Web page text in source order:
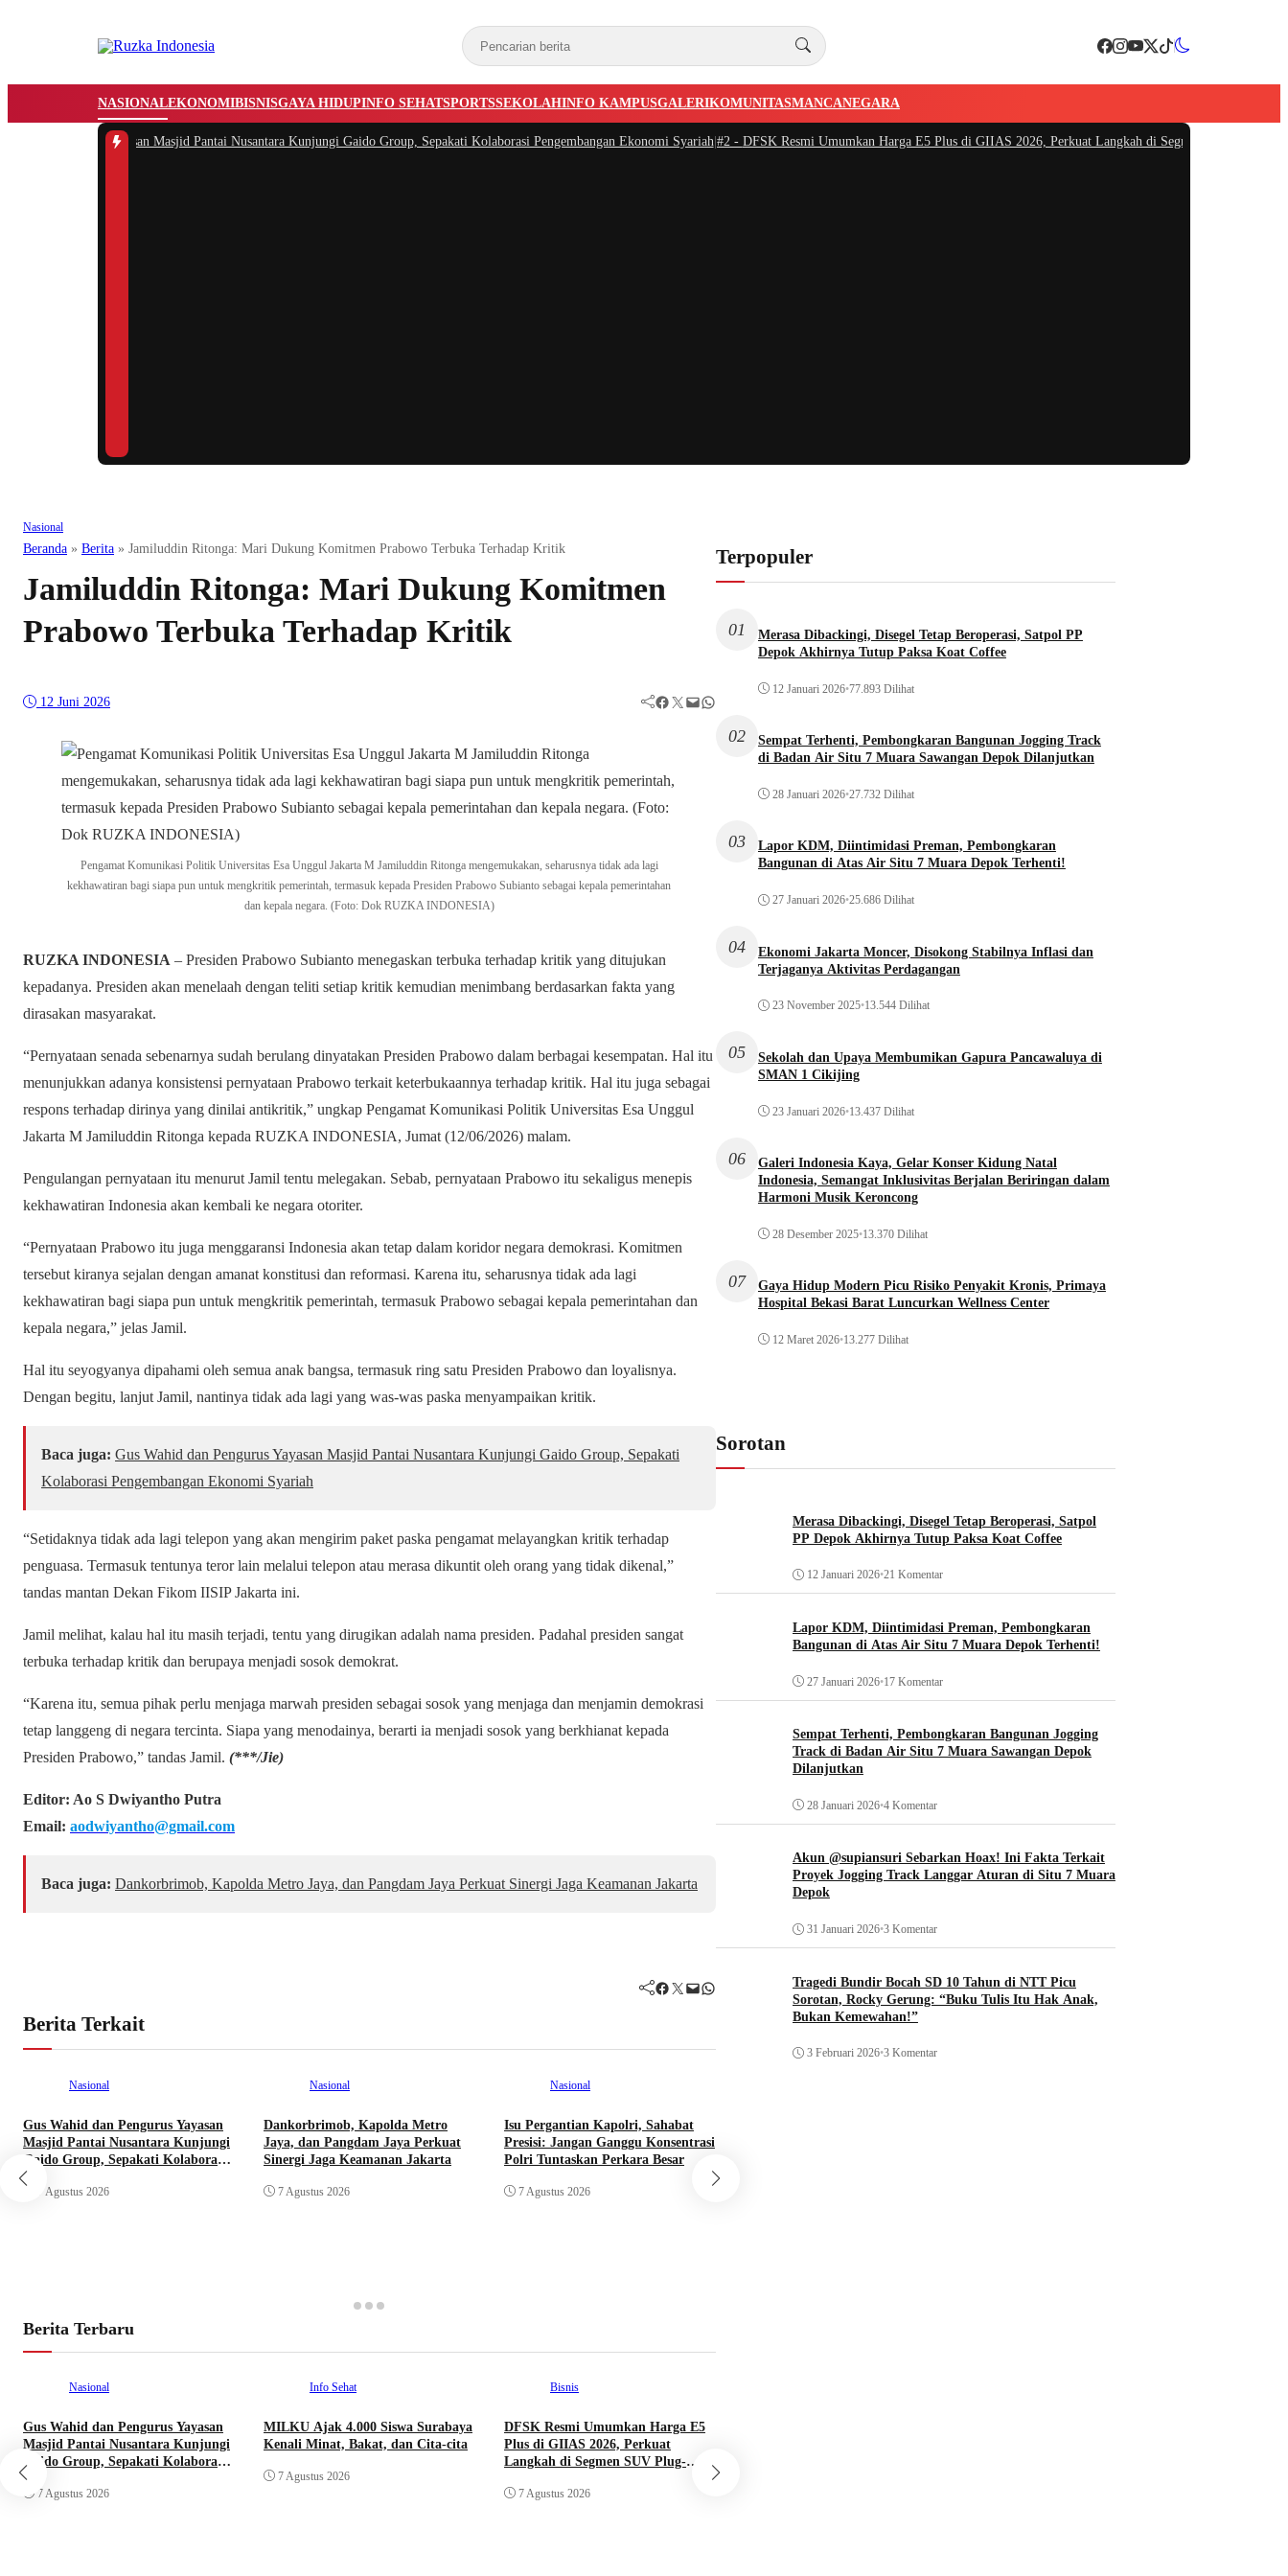
NASIONALEKONOMIBISNISGAYA HIDUPINFO SEHATSPORTSSEKOLAHINFO KAMPUSGALERIKOMUNITASMANCANEGARA
dan Pengurus Yayasan Masjid Pantai Nusantara Kunjungi Gaido Group, Sepakati Kolaborasi Pengembangan Ekonomi Syariah|#2 -DFSK Resmi Umumkan Harga E5 Plus di GIIAS 2026, Perkuat Langkah di Segmen SUV Plug-
Nasional
Beranda » Berita » Jamiluddin Ritonga: Mari Dukung Komitmen Prabowo Terbuka Terhadap Kritik
Jamiluddin Ritonga: Mari Dukung Komitmen
Prabowo Terbuka Terhadap Kritik
12 Juni 2026 Facebook Twitter Mail WhatsApp
Pengamat Komunikasi Politik Universitas Esa Unggul Jakarta M Jamiluddin Ritonga mengemukakan, seharusnya tidak ada lagi
kekhawatiran bagi siapa pun untuk mengkritik pemerintah, termasuk kepada Presiden Prabowo Subianto sebagai kepala pemerintahan
dan kepala negara. (Foto: Dok RUZKA INDONESIA)
RUZKA INDONESIA – Presiden Prabowo Subianto menegaskan terbuka terhadap kritik yang ditujukan
kepadanya. Presiden akan menelaah dengan teliti setiap kritik kemudian menimbang berdasarkan fakta yang
dirasakan masyarakat.
“Pernyataan senada sebenarnya sudah berulang dinyatakan Presiden Prabowo dalam berbagai kesempatan. Hal itu
menunjukkan adanya konsistensi pernyataan Prabowo terkait keterbukaannya terhadap kritik. Hal itu juga sebagai
respons terhadap dirinya yang dinilai antikritik,” ungkap Pengamat Komunikasi Politik Universitas Esa Unggul
Jakarta M Jamiluddin Ritonga kepada RUZKA INDONESIA, Jumat (12/06/2026) malam.
Pengulangan pernyataan itu menurut Jamil tentu melegakan. Sebab, pernyataan Prabowo itu sekaligus menepis
kekhawatiran Indonesia akan kembali ke negara otoriter.
“Pernyataan Prabowo itu juga menggaransi Indonesia akan tetap dalam koridor negara demokrasi. Komitmen
tersebut kiranya sejalan dengan amanat konstitusi dan reformasi. Karena itu, seharusnya tidak ada lagi
kekhawatiran bagi siapa pun untuk mengkritik pemerintah, termasuk Prabowo sebagai kepala pemerintahan dan
kepala negara,” jelas Jamil.
Hal itu seyogyanya dipahami oleh semua anak bangsa, termasuk ring satu Presiden Prabowo dan loyalisnya.
Dengan begitu, lanjut Jamil, nantinya tidak ada lagi yang was-was paska menyampaikan kritik.
Baca juga: Gus Wahid dan Pengurus Yayasan Masjid Pantai Nusantara Kunjungi Gaido Group, Sepakati
Kolaborasi Pengembangan Ekonomi Syariah
“Setidaknya tidak ada lagi telepon yang akan mengirim paket paska pengamat melayangkan kritik terhadap
penguasa. Termasuk tentunya teror lain melalui telepon atau merasa dikuntit oleh orang yang tidak dikenal,”
tandas mantan Dekan Fikom IISIP Jakarta ini.
Jamil melihat, kalau hal itu masih terjadi, tentu yang dirugikan adalah nama presiden. Padahal presiden sangat
terbuka terhadap kritik dan berupaya menjadi sosok demokrat.
“Karena itu, semua pihak perlu menjaga marwah presiden sebagai sosok yang menjaga dan menjamin demokrasi
tetap langgeng di negara tercinta. Siapa yang menodainya, berarti ia menjadi sosok yang berkhianat kepada
Presiden Prabowo,” tandas Jamil. (***/Jie)
Editor: Ao S Dwiyantho Putra
Email: aodwiyantho@gmail.com
Baca juga: Dankorbrimob, Kapolda Metro Jaya, dan Pangdam Jaya Perkuat Sinergi Jaga Keamanan Jakarta
Facebook Twitter Mail WhatsApp
Berita Terkait
Nasional
Gus Wahid dan Pengurus Yayasan
Masjid Pantai Nusantara Kunjungi
Gaido Group, Sepakati Kolaborasi
Pengembangan Ekonomi Syariah
7 Agustus 2026
Nasional
Dankorbrimob, Kapolda Metro
Jaya, dan Pangdam Jaya Perkuat
Sinergi Jaga Keamanan Jakarta
7 Agustus 2026
Nasional
Isu Pergantian Kapolri, Sahabat
Presisi: Jangan Ganggu Konsentrasi
Polri Tuntaskan Perkara Besar
7 Agustus 2026
Berita Terbaru
Nasional
Gus Wahid dan Pengurus Yayasan
Masjid Pantai Nusantara Kunjungi
Gaido Group, Sepakati Kolaborasi
Pengembangan Ekonomi Syariah
7 Agustus 2026
Info Sehat
MILKU Ajak 4.000 Siswa Surabaya
Kenali Minat, Bakat, dan Cita-cita
7 Agustus 2026
Bisnis
DFSK Resmi Umumkan Harga E5
Plus di GIIAS 2026, Perkuat
Langkah di Segmen SUV Plug-
7 Agustus 2026
Terpopuler
01
Merasa Dibackingi, Disegel Tetap Beroperasi, Satpol PP
Depok Akhirnya Tutup Paksa Koat Coffee
12 Januari 2026•77.893 Dilihat
02
Sempat Terhenti, Pembongkaran Bangunan Jogging Track
di Badan Air Situ 7 Muara Sawangan Depok Dilanjutkan
28 Januari 2026•27.732 Dilihat
03
Lapor KDM, Diintimidasi Preman, Pembongkaran
Bangunan di Atas Air Situ 7 Muara Depok Terhenti!
27 Januari 2026•25.686 Dilihat
04
Ekonomi Jakarta Moncer, Disokong Stabilnya Inflasi dan
Terjaganya Aktivitas Perdagangan
23 November 2025•13.544 Dilihat
05
Sekolah dan Upaya Membumikan Gapura Pancawaluya di
SMAN 1 Cikijing
23 Januari 2026•13.437 Dilihat
06
Galeri Indonesia Kaya, Gelar Konser Kidung Natal
Indonesia, Semangat Inklusivitas Berjalan Beriringan dalam
Harmoni Musik Keroncong
28 Desember 2025•13.370 Dilihat
07
Gaya Hidup Modern Picu Risiko Penyakit Kronis, Primaya
Hospital Bekasi Barat Luncurkan Wellness Center
12 Maret 2026•13.277 Dilihat
Sorotan
Merasa Dibackingi, Disegel Tetap Beroperasi, Satpol
PP Depok Akhirnya Tutup Paksa Koat Coffee
12 Januari 2026•21 Komentar
Lapor KDM, Diintimidasi Preman, Pembongkaran
Bangunan di Atas Air Situ 7 Muara Depok Terhenti!
27 Januari 2026•17 Komentar
Sempat Terhenti, Pembongkaran Bangunan Jogging
Track di Badan Air Situ 7 Muara Sawangan Depok
Dilanjutkan
28 Januari 2026•4 Komentar
Akun @supiansuri Sebarkan Hoax! Ini Fakta Terkait
Proyek Jogging Track Langgar Aturan di Situ 7 Muara
Depok
31 Januari 2026•3 Komentar
Tragedi Bundir Bocah SD 10 Tahun di NTT Picu
Sorotan, Rocky Gerung: “Buku Tulis Itu Hak Anak,
Bukan Kemewahan!”
3 Februari 2026•3 Komentar